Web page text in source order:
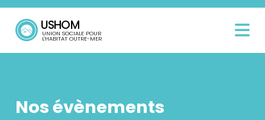
USHOM
UNION SOCIALE POUR
L'HABITAT OUTRE-MER
Nos évènements